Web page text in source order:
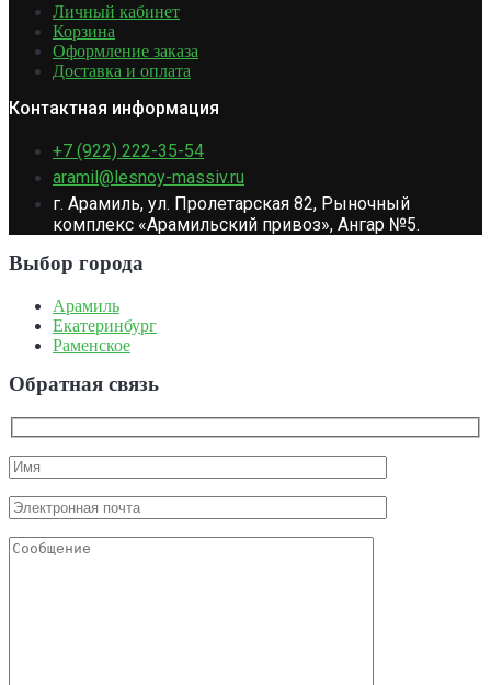
Личный кабинет
Корзина
Оформление заказа
Доставка и оплата
Контактная информация
+7 (922) 222-35-54
aramil@lesnoy-massiv.ru
г. Арамиль, ул. Пролетарская 82, Рыночный
комплекс «Арамильский привоз», Ангар №5.
Выбор города
Арамиль
Екатеринбург
Раменское
Обратная связь